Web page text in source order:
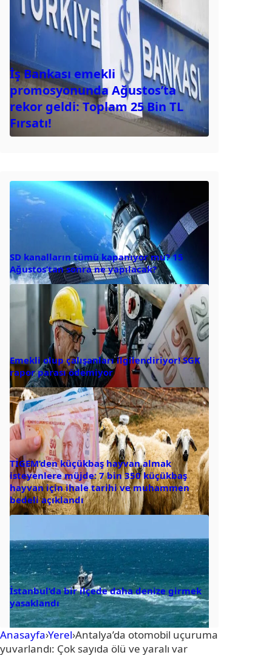
İş Bankası emekli
promosyonunda Ağustos’ta
rekor geldi: Toplam 25 Bin TL
Fırsatı!
SD kanalların tümü kapanıyor mu? 15
Ağustos’tan sonra ne yapılacak?
Emekli olup çalışanları ilgilendiriyor! SGK
rapor parası ödemiyor
TİGEM’den küçükbaş hayvan almak
isteyenlere müjde: 7 bin 350 küçükbaş
hayvan için ihale tarihi ve muhammen
bedeli açıklandı
İstanbul’da bir ilçede daha denize girmek
yasaklandı
Anasayfa›Yerel›Antalya’da otomobil uçuruma
yuvarlandı: Çok sayıda ölü ve yaralı var